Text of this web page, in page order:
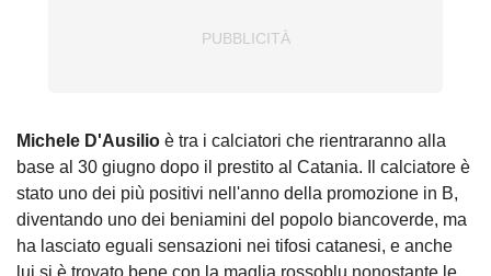
Michele D'Ausilio è tra i calciatori che rientraranno alla
base al 30 giugno dopo il prestito al Catania. Il calciatore è
stato uno dei più positivi nell'anno della promozione in B,
diventando uno dei beniamini del popolo biancoverde, ma
ha lasciato eguali sensazioni nei tifosi catanesi, e anche
lui si è trovato bene con la maglia rossoblu nonostante le